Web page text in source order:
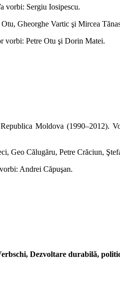
vorbi: Sergiu Iosipescu.
Gheorghe Vartic şi Mircea
vorbi: Petre Otu şi Dorin Matei.
Moldova
Geo Călugăru, Petre Crăciun,
Andrei Căpuşan.
Dezvoltare durabilă,